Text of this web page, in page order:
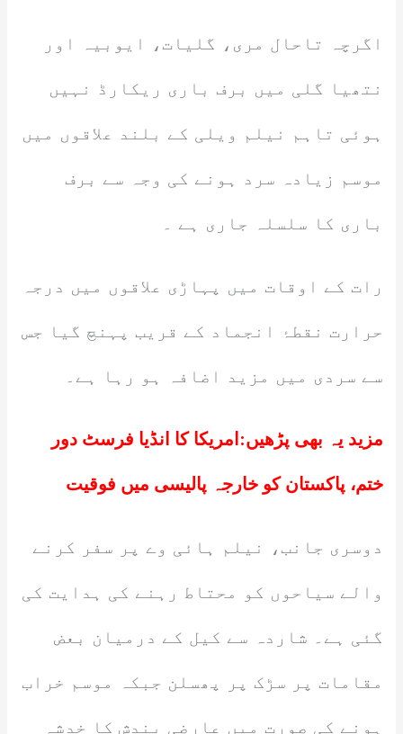
اگرچہ تاحال مری، گلیات، ایوبیہ اور
نتھیا گلی میں برف باری ریکارڈ نہیں
ہوئی تاہم نیلم ویلی کے بلند علاقوں میں
موسم زیادہ سرد ہونے کی وجہ سے برف
باری کا سلسلہ جاری ہے ۔
رات کے اوقات میں پہاڑی علاقوں میں درجہ
حرارت نقطۂ انجماد کے قریب پہنچ گیا جس
سے سردی میں مزید اضافہ ہو رہا ہے۔
مزید یہ بھی پڑھیں: امریکا کا انڈیا فرسٹ دور
ختم، پاکستان کو خارجہ پالیسی میں فوقیت
دوسری جانب، نیلم ہائی وے پر سفر کرنے
والے سیاحوں کو محتاط رہنے کی ہدایت کی
گئی ہے۔ شاردہ سے کیل کے درمیان بعض
مقامات پر سڑک پر پھسلن جبکہ موسم خراب
ہونے کی صورت میں عارضی بندش کا خدشہ